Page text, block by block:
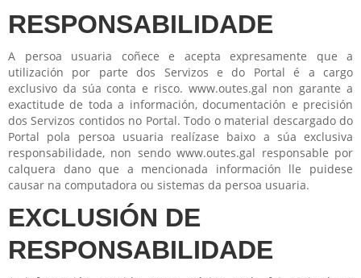
RESPONSABILIDADE
A persoa usuaria coñece e acepta expresamente que a
utilización por parte dos Servizos e do Portal é a cargo
exclusivo da súa conta e risco. www.outes.gal non garante a
exactitude de toda a información, documentación e precisión
dos Servizos contidos no Portal. Todo o material descargado do
Portal pola persoa usuaria realízase baixo a súa exclusiva
responsabilidade, non sendo www.outes.gal responsable por
calquera dano que a mencionada información lle puidese
causar na computadora ou sistemas da persoa usuaria.
EXCLUSIÓN DE
RESPONSABILIDADE